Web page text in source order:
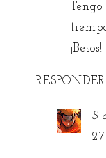
¡Besos!
RESPONDER
S